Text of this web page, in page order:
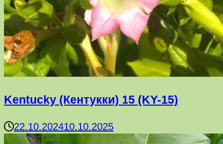
Kentucky (Кентукки) 15 (KY-15)
22.10.202410.10.2025